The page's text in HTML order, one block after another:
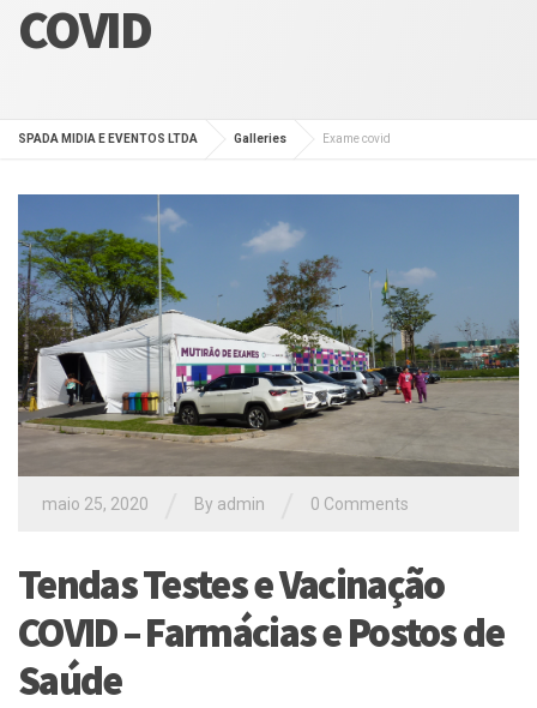
COVID
SPADA MIDIA E EVENTOS LTDA Galleries Exame covid
maio 25, 2020 By admin 0 Comments
Tendas Testes e Vacinação
COVID – Farmácias e Postos de
Saúde